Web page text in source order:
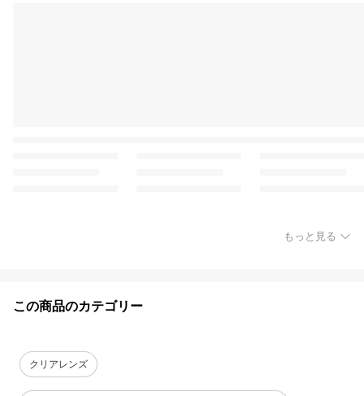
もっと見る
この商品のカテゴリー
クリアレンズ